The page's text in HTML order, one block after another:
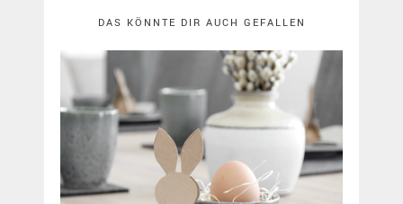
DAS KÖNNTE DIR AUCH GEFALLEN